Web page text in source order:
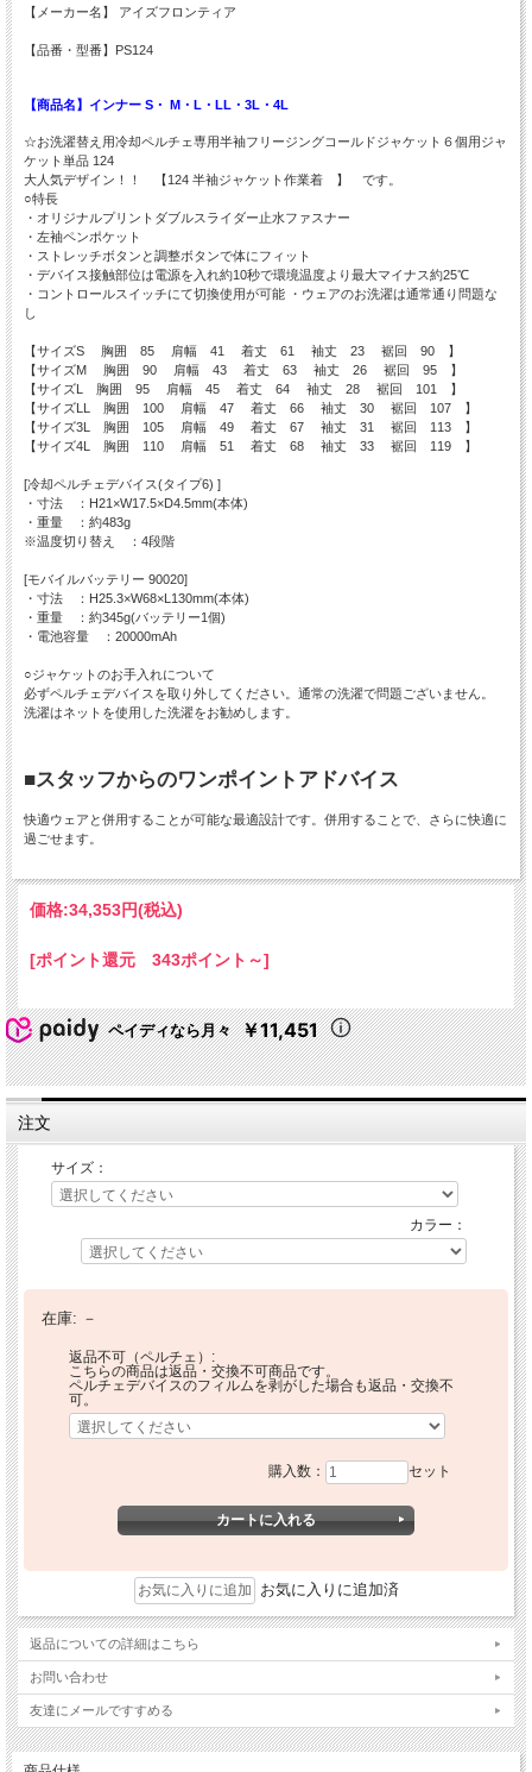
【メーカー名】 アイズフロンティア
【品番・型番】PS124
【商品名】インナー S・ M・L・LL・3L・4L
☆お洗濯替え用冷却ペルチェ専用半袖フリージングコールドジャケット６個用ジャ
ケット単品 124
大人気デザイン！！ 【124 半袖ジャケット作業着 】 です。
○特長
・オリジナルプリントダブルスライダー止水ファスナー
・左袖ペンポケット
・ストレッチボタンと調整ボタンで体にフィット
・デバイス接触部位は電源を入れ約10秒で環境温度より最大マイナス約25℃
・コントロールスイッチにて切換使用が可能 ・ウェアのお洗濯は通常通り問題な
し
【サイズS 胸囲 85 肩幅 41 着丈 61 袖丈 23 裾回 90 】
【サイズM 胸囲 90 肩幅 43 着丈 63 袖丈 26 裾回 95 】
【サイズL 胸囲 95 肩幅 45 着丈 64 袖丈 28 裾回 101 】
【サイズLL 胸囲 100 肩幅 47 着丈 66 袖丈 30 裾回 107 】
【サイズ3L 胸囲 105 肩幅 49 着丈 67 袖丈 31 裾回 113 】
【サイズ4L 胸囲 110 肩幅 51 着丈 68 袖丈 33 裾回 119 】
[冷却ペルチェデバイス(タイプ6) ]
・寸法 ：H21×W17.5×D4.5mm(本体)
・重量 ：約483g
※温度切り替え ：4段階
[モバイルバッテリー 90020]
・寸法 ：H25.3×W68×L130mm(本体)
・重量 ：約345g(バッテリー1個)
・電池容量 ：20000mAh
○ジャケットのお手入れについて
必ずペルチェデバイスを取り外してください。通常の洗濯で問題ございません。
洗濯はネットを使用した洗濯をお勧めします。
■スタッフからのワンポイントアドバイス
快適ウェアと併用することが可能な最適設計です。併用することで、さらに快適に
過ごせます。
価格:34,353円(税込)
[ポイント還元 343ポイント～]
ペイディなら月々 ￥11,451
注文
サイズ：
カラー：
在庫: －
返品不可（ペルチェ）:
こちらの商品は返品・交換不可商品です。
ペルチェデバイスのフィルムを剥がした場合も返品・交換不
可。
購入数： セット
お気に入りに追加済
返品についての詳細はこちら
お問い合わせ
友達にメールですすめる